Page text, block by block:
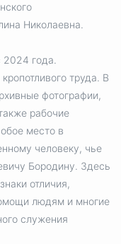
Николаевна.
года.
труда. В
фотографии,
рабочие
место в
человеку, чье
Бородину. Здесь
отличия,
людям и многие
служения